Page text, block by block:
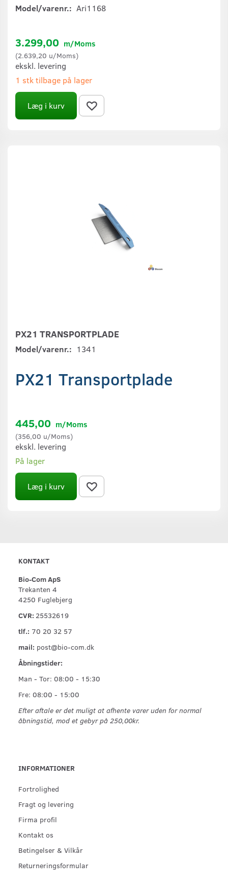
Model/varenr.: Ari1168
3.299,00 m/Moms
(2.639,20 u/Moms)
ekskl. levering
1 stk tilbage på lager
Læg i kurv
PX21 TRANSPORTPLADE
Model/varenr.: 1341
PX21 Transportplade
445,00 m/Moms
(356,00 u/Moms)
ekskl. levering
På lager
Læg i kurv
KONTAKT
Bio-Com ApS
Trekanten 4
4250 Fuglebjerg
CVR: 25532619
tlf.: 70 20 32 57
mail: post@bio-com.dk
Åbningstider:
Man - Tor: 08:00 - 15:30
Fre: 08:00 - 15:00
Efter aftale er det muligt at afhente varer uden for normal
åbningstid, mod et gebyr på 250,00kr.
INFORMATIONER
Fortrolighed
Fragt og levering
Firma profil
Kontakt os
Betingelser & Vilkår
Returneringsformular